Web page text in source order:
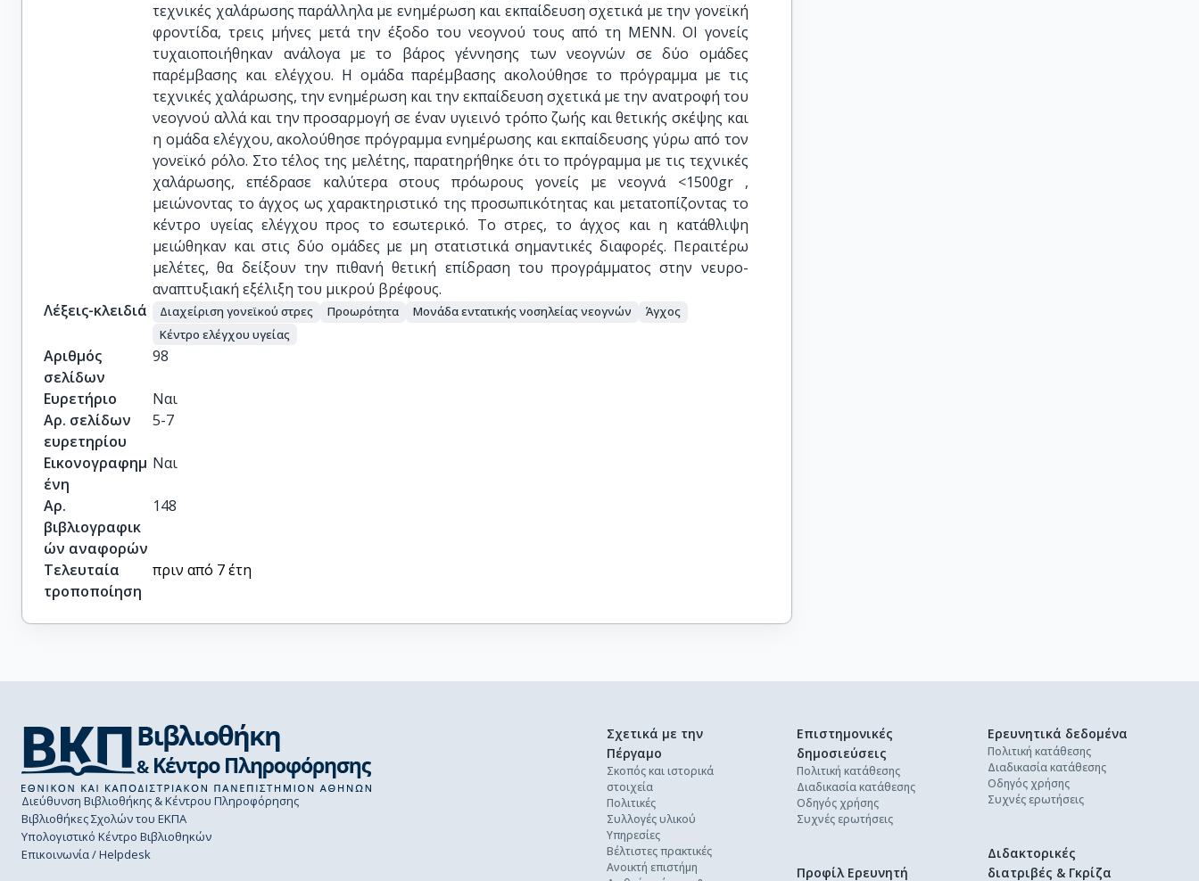
τεχνικές χαλάρωσης παράλληλα με ενημέρωση και εκπαίδευση σχετικά με την γονεϊκή
φροντίδα, τρεις μήνες μετά την έξοδο του νεογνού τους από τη ΜΕΝΝ. ΟΙ γονείς
τυχαιοποιήθηκαν ανάλογα με το βάρος γέννησης των νεογνών σε δύο ομάδες
παρέμβασης και ελέγχου. Η ομάδα παρέμβασης ακολούθησε το πρόγραμμα με τις
τεχνικές χαλάρωσης, την ενημέρωση και την εκπαίδευση σχετικά με την ανατροφή του
νεογνού αλλά και την προσαρμογή σε έναν υγιεινό τρόπο ζωής και θετικής σκέψης και
η ομάδα ελέγχου, ακολούθησε πρόγραμμα ενημέρωσης και εκπαίδευσης γύρω από τον
γονεϊκό ρόλο. Στο τέλος της μελέτης, παρατηρήθηκε ότι το πρόγραμμα με τις τεχνικές
χαλάρωσης, επέδρασε καλύτερα στους πρόωρους γονείς με νεογνά <1500gr ,
μειώνοντας το άγχος ως χαρακτηριστικό της προσωπικότητας και μετατοπίζοντας το
κέντρο υγείας ελέγχου προς το εσωτερικό. Το στρες, το άγχος και η κατάθλιψη
μειώθηκαν και στις δύο ομάδες με μη στατιστικά σημαντικές διαφορές. Περαιτέρω
μελέτες, θα δείξουν την πιθανή θετική επίδραση του προγράμματος στην νευρο-
αναπτυξιακή εξέλιξη του μικρού βρέφους.
Λέξεις-κλειδιά
Διαχείριση γονεϊκού στρες Προωρότητα Μονάδα εντατικής νοσηλείας νεογνών
Άγχος
Κέντρο ελέγχου υγείας
Αριθμός
σελίδων
98
Ευρετήριο
Ναι
Αρ. σελίδων
ευρετηρίου
5-7
Εικονογραφημ
ένη
Ναι
Αρ.
βιβλιογραφικ
ών αναφορών
148
Τελευταία
τροποποίηση
πριν από 7 έτη
Διεύθυνση Βιβλιοθήκης & Κέντρου Πληροφόρησης
Βιβλιοθήκες Σχολών του ΕΚΠΑ
Υπολογιστικό Κέντρο Βιβλιοθηκών
Επικοινωνία / Helpdesk
Σχετικά με την
Πέργαμο
Σκοπός και ιστορικά
στοιχεία
Πολιτικές
Συλλογές υλικού
Υπηρεσίες
Βέλτιστες πρακτικές
Ανοικτή επιστήμη
Επιστημονικές
δημοσιεύσεις
Πολιτική κατάθεσης
Διαδικασία κατάθεσης
Οδηγός χρήσης
Συχνές ερωτήσεις
Ερευνητικά δεδομένα
Πολιτική κατάθεσης
Διαδικασία κατάθεσης
Οδηγός χρήσης
Συχνές ερωτήσεις
Διδακτορικές
διατριβές & Γκρίζα
Προφίλ Ερευνητή